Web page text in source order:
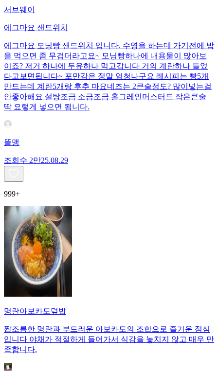
서브웨이
에그마요 샌드위치
에그마요 모닝빵 샌드위치 입니다. 수영을 하는데 가기전에 밥
을 먹으면 좀 무겁더라고요~ 모닝빵하나에 내용물이 많아보
이죠? 저거 하나에 두유하나 먹고갑니다 거의 계란하나 들었
다고보면됩니다~ 포만감은 정말 엄청나구요 레시피는 빵5개
만드는데 계란5개랑 후추 마요네즈는 2큰술정도? 많이넣는걸
안좋아해요 설탕조금 소금조금 홀그레인머스터드 작은큰술
딱 요렇게 넣으면 됩니다.
똘맹
조회수 2만25.08.29
999+
명란아보카도덮밥
짭조름한 명란과 부드러운 아보카도의 조합으로 즐거운 점심
입니다 야채가 적절하게 들어가서 식감을 놓치지 않고 매우 만
족합니다.